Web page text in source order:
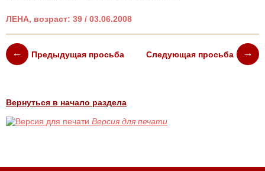
ЛЕНА, возраст: 39 / 03.06.2008
Предыдущая просьба Следующая просьба
Вернуться в начало раздела
Версия для печати